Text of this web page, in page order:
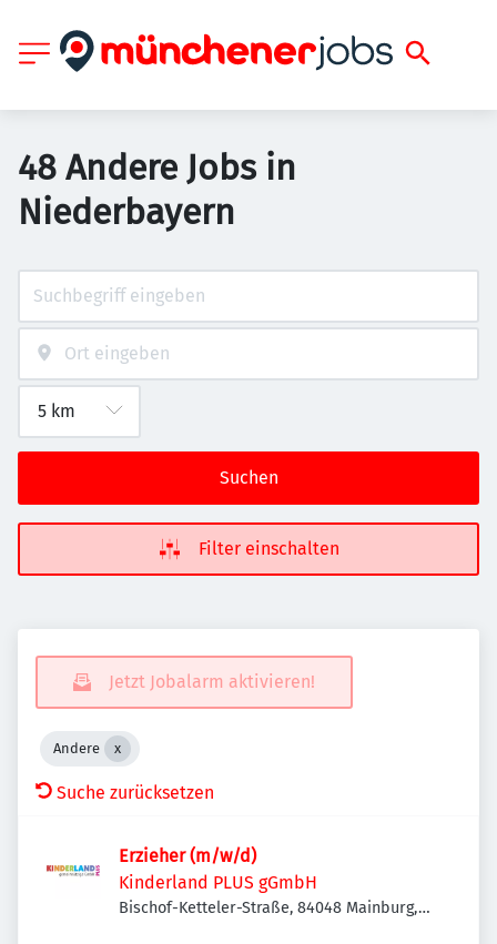
48 Andere Jobs in
Niederbayern
Suchen
Filter einschalten
Jetzt Jobalarm aktivieren!
Andere
Suche zurücksetzen
Erzieher (m/w/d)
Kinderland PLUS gGmbH
Bischof-Ketteler-Straße, 84048 Mainburg,